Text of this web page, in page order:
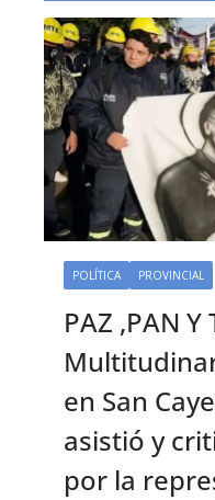
POLÍTICA PROVINCIAL
PAZ ,PAN Y
en San
asistió y
por la